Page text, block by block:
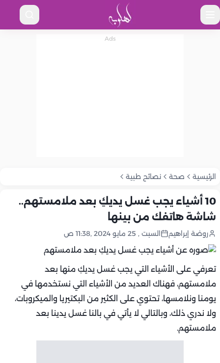
الرئيسية صحة نصائح طبية
10 أشياء يجب غسل يديكِ بعد ملامستهم..
شاشة هاتفك من بينها
روضة إبراهيم السبت , 25 مايو 2024 ,11:38 ص
تعرفي على الأشياء التي يجب غسل يديكِ منها بعد
ملامستهم، فهناك العديد من الأشياء التي نستخدمها في
يومنا ونلامسها، تحتوي على الكثير من البكتيريا والميكروبات،
ولا ندري ذلك، وبالتالي لا يأتي في بالنا غسل يدينا بعد
ملامستهم.